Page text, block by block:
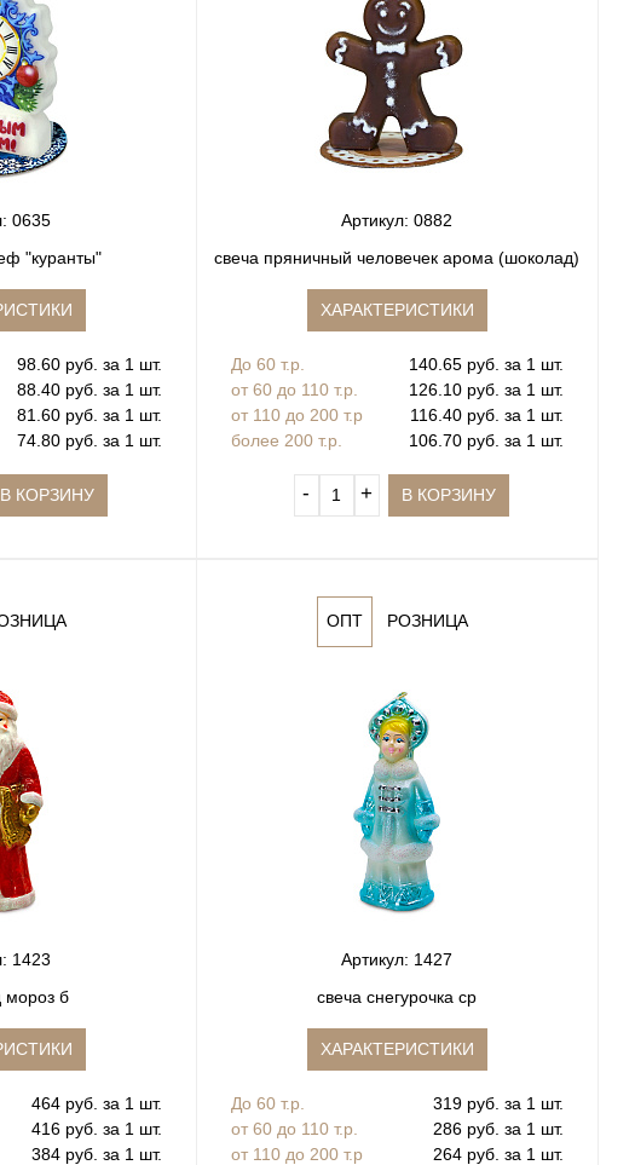
0635
"куранты"
98.60 руб. за 1 шт.
88.40 руб. за 1 шт.
81.60 руб. за 1 шт.
74.80 руб. за 1 шт.
В КОРЗИНУ
Артикул: 0882
свеча пряничный человечек арома (шоколад)
ХАРАКТЕРИСТИКИ
До 60 т.р.
140.65 руб. за 1 шт.
от 60 до 110 т.р.
126.10 руб. за 1 шт.
от 110 до 200 т.р
116.40 руб. за 1 шт.
более 200 т.р.
106.70 руб. за 1 шт.
‐ + В КОРЗИНУ
1423
мороз б
464 руб. за 1 шт.
416 руб. за 1 шт.
384 руб. за 1 шт.
ОПТ РОЗНИЦА
Артикул: 1427
свеча снегурочка ср
ХАРАКТЕРИСТИКИ
До 60 т.р.
319 руб. за 1 шт.
от 60 до 110 т.р.
286 руб. за 1 шт.
от 110 до 200 т.р
264 руб. за 1 шт.